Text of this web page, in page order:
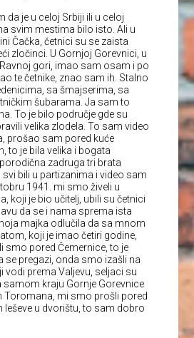
da je u celoj Srbiji ili u celoj
svim mestima bilo isto. Ali u
Čačka, četnici su se zaista
zločinci. U Gornjoj Gorevnici, u
gori, imao sam osam i po
te četnike, znao sam ih. Stalno
sa šmajserima, sa
šubarama. Ja sam to
To je bilo područje gde su
velika zlodela. To sam video
prošao sam pored kuće
to je bila velika i bogata
zadruga tri brata
bili u partizanima i video sam
1941. mi smo živeli u
koji je bio učitelj, ubili su četnici
da se i nama sprema ista
majka odlučila da sa mnom
koji je imao četiri godine,
smo pored Čemernice, to je
se pregazi, onda smo izašli na
vodi prema Valjevu, seljaci su
samom kraju Gornje Gorevnice
Toromana, mi smo prošli pored
leševe u dvorištu, to sam dobro